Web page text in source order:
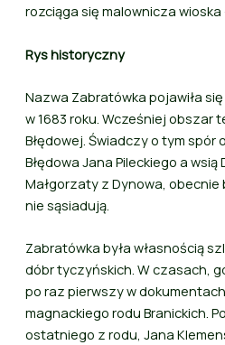
rozciąga się malownicza wioska
Rys historyczny
Nazwa Zabratówka pojawiła
w 1683 roku. Wcześniej obszar
Błędowej. Świadczy o tym spór
Błędowa Jana Pileckiego a
Małgorzaty z Dynowa, obecnie
nie sąsiadują.
Zabratówka była własnością
dóbr tyczyńskich. W czasach,
po raz pierwszy w
magnackiego rodu Branickich.
ostatniego z rodu, Jana